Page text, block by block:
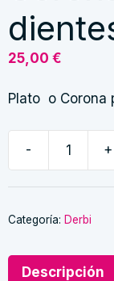
25,00 €
Plato o
- +
Categoría: Derbi
Descripción